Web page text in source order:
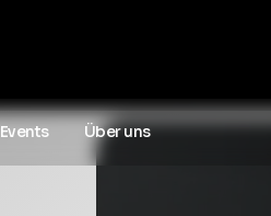
Events Über uns